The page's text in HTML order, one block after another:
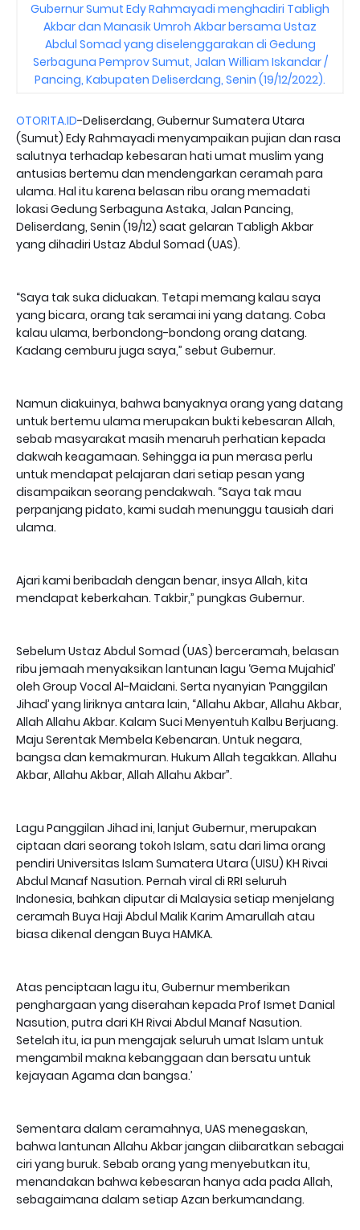
Gubernur Sumut Edy Rahmayadi menghadiri Tabligh
Akbar dan Manasik Umroh Akbar bersama Ustaz
Abdul Somad yang diselenggarakan di Gedung
Serbaguna Pemprov Sumut, Jalan William Iskandar /
Pancing, Kabupaten Deliserdang, Senin (19/12/2022).
OTORITA.ID-Deliserdang, Gubernur Sumatera Utara
(Sumut) Edy Rahmayadi menyampaikan pujian dan rasa
salutnya terhadap kebesaran hati umat muslim yang
antusias bertemu dan mendengarkan ceramah para
ulama. Hal itu karena belasan ribu orang memadati
lokasi Gedung Serbaguna Astaka, Jalan Pancing,
Deliserdang, Senin (19/12) saat gelaran Tabligh Akbar
yang dihadiri Ustaz Abdul Somad (UAS).
“Saya tak suka diduakan. Tetapi memang kalau saya
yang bicara, orang tak seramai ini yang datang. Coba
kalau ulama, berbondong-bondong orang datang.
Kadang cemburu juga saya,” sebut Gubernur.
Namun diakuinya, bahwa banyaknya orang yang datang
untuk bertemu ulama merupakan bukti kebesaran Allah,
sebab masyarakat masih menaruh perhatian kepada
dakwah keagamaan. Sehingga ia pun merasa perlu
untuk mendapat pelajaran dari setiap pesan yang
disampaikan seorang pendakwah. “Saya tak mau
perpanjang pidato, kami sudah menunggu tausiah dari
ulama.
Ajari kami beribadah dengan benar, insya Allah, kita
mendapat keberkahan. Takbir,” pungkas Gubernur.
Sebelum Ustaz Abdul Somad (UAS) berceramah, belasan
ribu jemaah menyaksikan lantunan lagu ‘Gema Mujahid’
oleh Group Vocal Al-Maidani. Serta nyanyian ‘Panggilan
Jihad’ yang liriknya antara lain, “Allahu Akbar, Allahu Akbar,
Allah Allahu Akbar. Kalam Suci Menyentuh Kalbu Berjuang.
Maju Serentak Membela Kebenaran. Untuk negara,
bangsa dan kemakmuran. Hukum Allah tegakkan. Allahu
Akbar, Allahu Akbar, Allah Allahu Akbar”.
Lagu Panggilan Jihad ini, lanjut Gubernur, merupakan
ciptaan dari seorang tokoh Islam, satu dari lima orang
pendiri Universitas Islam Sumatera Utara (UISU) KH Rivai
Abdul Manaf Nasution. Pernah viral di RRI seluruh
Indonesia, bahkan diputar di Malaysia setiap menjelang
ceramah Buya Haji Abdul Malik Karim Amarullah atau
biasa dikenal dengan Buya HAMKA.
Atas penciptaan lagu itu, Gubernur memberikan
penghargaan yang diserahan kepada Prof Ismet Danial
Nasution, putra dari KH Rivai Abdul Manaf Nasution.
Setelah itu, ia pun mengajak seluruh umat Islam untuk
mengambil makna kebanggaan dan bersatu untuk
kejayaan Agama dan bangsa.’
Sementara dalam ceramahnya, UAS menegaskan,
bahwa lantunan Allahu Akbar jangan diibaratkan sebagai
ciri yang buruk. Sebab orang yang menyebutkan itu,
menandakan bahwa kebesaran hanya ada pada Allah,
sebagaimana dalam setiap Azan berkumandang.